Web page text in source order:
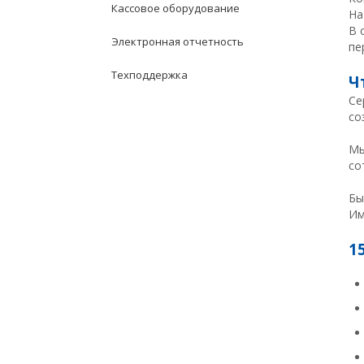
В
Кассовое оборудование
Электронная отчетность
Техподдержка